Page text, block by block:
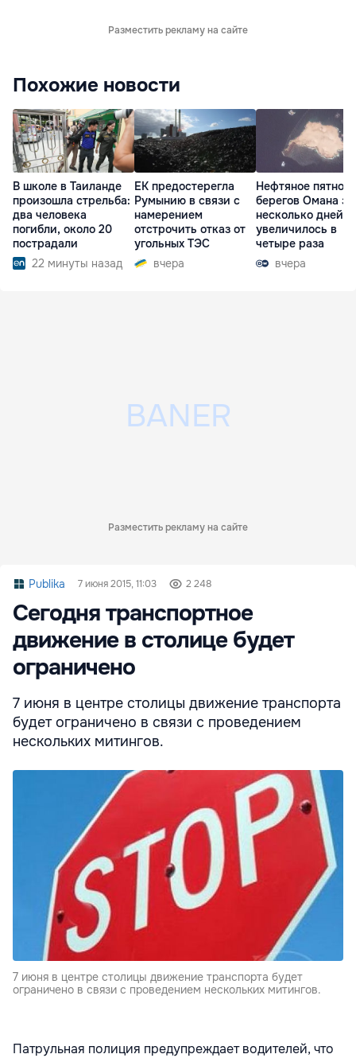
Разместить рекламу на сайте
Похожие новости
В школе в Таиланде
произошла стрельба:
два человека
погибли, около 20
пострадали
22 минуты назад
ЕК предостерегла
Румынию в связи с
намерением
отстрочить отказ от
угольных ТЭС
вчера
Нефтяное пятно у
берегов Омана за
несколько дней
увеличилось в
четыре раза
вчера
Разместить рекламу на сайте
Publika 7 июня 2015, 11:03 2 248
Сегодня транспортное
движение в столице будет
ограничено
7 июня в центре столицы движение транспорта
будет ограничено в связи с проведением
нескольких митингов.
7 июня в центре столицы движение транспорта будет
ограничено в связи с проведением нескольких митингов.
Патрульная полиция предупреждает водителей, что